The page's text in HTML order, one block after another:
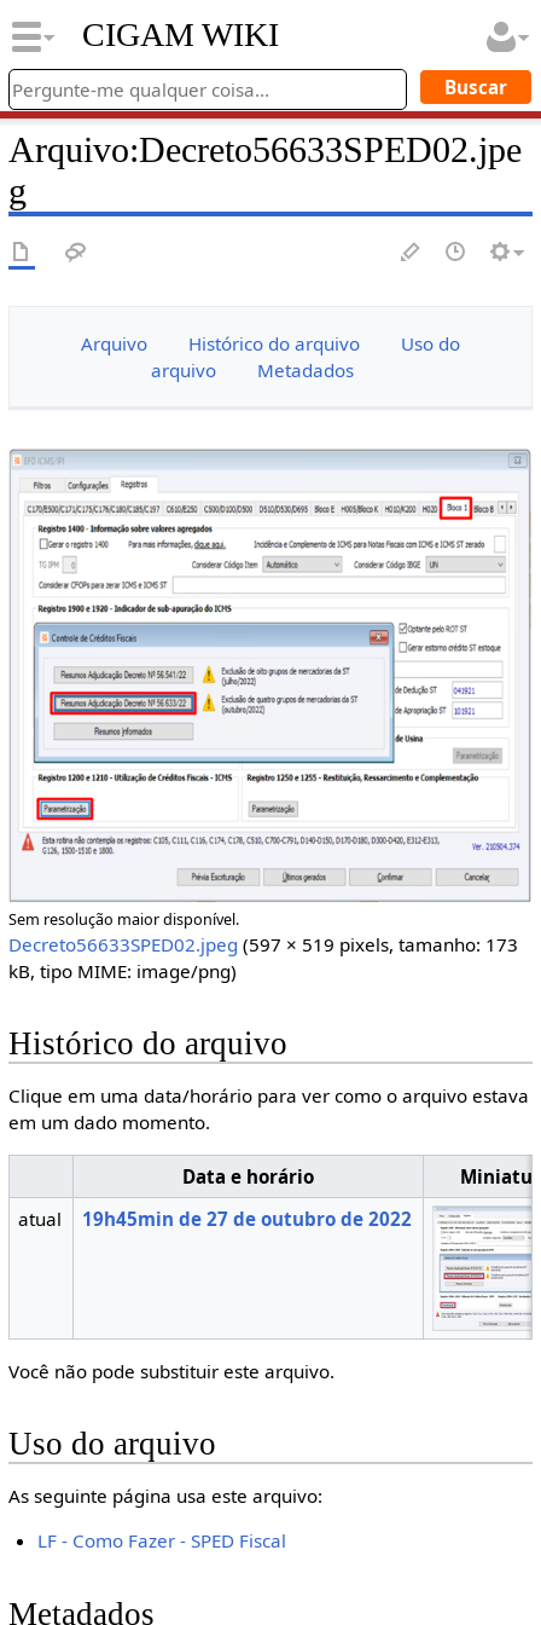
CIGAM WIKI
Arquivo:Decreto56633SPED02.jpe
g
Arquivo Histórico do arquivo
Uso do
arquivo
Metadados
Sem resolução maior disponível.
Decreto56633SPED02.jpeg (597 × 519 pixels, tamanho: 173
kB, tipo MIME: image/png)
Histórico do arquivo
Clique em uma data/horário para ver como o arquivo estava
em um dado momento.
Data e horário
atual
19h45min de 27 de outubro de 2022
Você não pode substituir este arquivo.
Uso do arquivo
As seguinte página usa este arquivo:
LF - Como Fazer - SPED Fiscal
Metadados